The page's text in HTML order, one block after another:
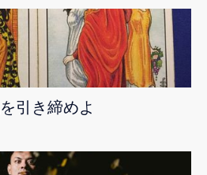
引き締めよ